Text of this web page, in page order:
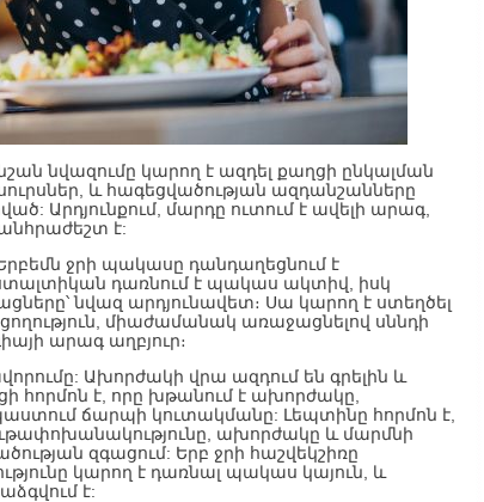
նվազումը կարող է ազդել քաղցի ընկալման
և հագեցվածության ազդանշանները
Արդյունքում, մարդը ուտում է ավելի արագ,
է:
ջրի պակասը դանդաղեցնում է
դառնում է պակաս ակտիվ, իսկ
նվազ արդյունավետ։ Սա կարող է ստեղծել
միաժամանակ առաջացնելով սննդի
արագ աղբյուր։
Ախորժակի վրա ազդում են գրելին և
հորմոն է, որը խթանում է ախորժակը,
ճարպի կուտակմանը: Լեպտինը հորմոն է,
ախորժակը և մարմնի
զգացում: Երբ ջրի հաշվեկշիռը
կարող է դառնալ պակաս կայուն, և
է: